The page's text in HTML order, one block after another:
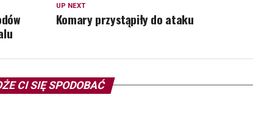
UP NEXT
Komary przystąpiły do ataku
CI SIĘ SPODOBAĆ